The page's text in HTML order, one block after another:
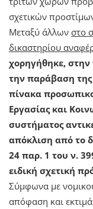
σχετικών
Μεταξύ άλλων στο
δικαστηρίου
χορηγήθηκε,
την παράβαση
πίνακα
Εργασίας και
συστήματος
απόκλιση από το
24 παρ. 1 του ν.
ειδική σχετική
Σύμφωνα με
απόφαση και